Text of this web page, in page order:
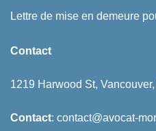
Lettre de mise en demeure
Contact
1219 Harwood St,
Contact: contact@avocat-